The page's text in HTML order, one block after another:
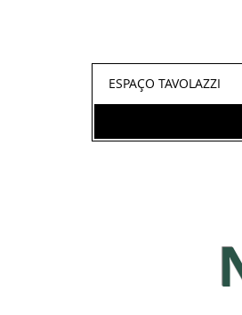
ESPAÇO TAVOLAZZI